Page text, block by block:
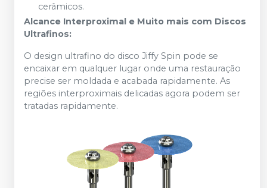
cerâmicos.
Alcance Interproximal e Muito mais com Discos
Ultrafinos:
O design ultrafino do disco Jiffy Spin pode se
encaixar em qualquer lugar onde uma restauração
precise ser moldada e acabada rapidamente. As
regiões interproximais delicadas agora podem ser
tratadas rapidamente.